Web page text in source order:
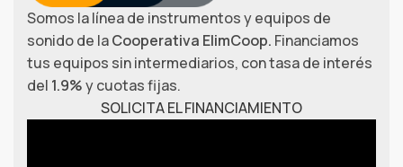
Somos la línea de instrumentos y equipos de
sonido de laCooperativa ElimCoop. Financiamos
tus equipos sin intermediarios, con tasa de interés
del 1.9%y cuotas fijas.
SOLICITA EL FINANCIAMIENTO